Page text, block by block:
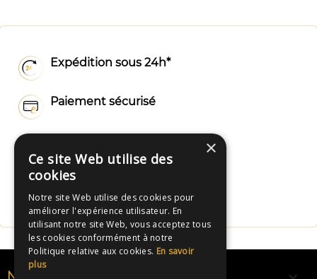
Expédition sous 24h*
Paiement sécurisé
Fabrication Française
NOS RUBANS
×
Ce site Web utilise des
cookies
Notre site Web utilise des cookies pour
améliorer l'expérience utilisateur. En
utilisant notre site Web, vous acceptez tous
les cookies conformément à notre
Politique relative aux cookies. En savoir
plus